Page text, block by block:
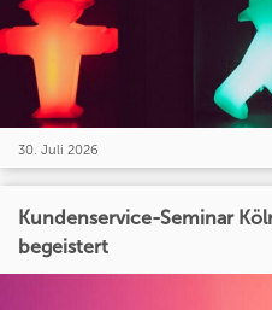
30. Juli 2026
Kundenservice-Seminar
begeistert